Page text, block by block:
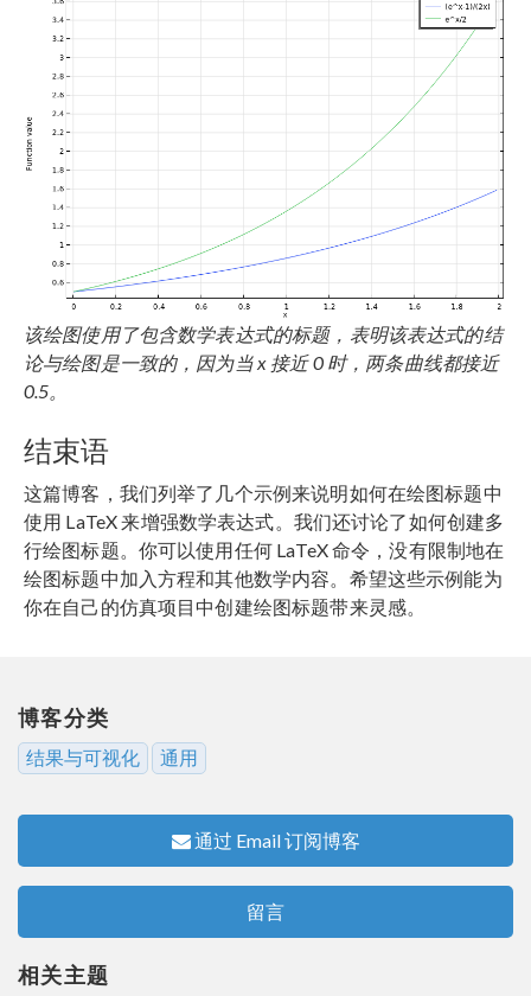
该绘图使用了包含数学表达式的标题，表明该表达式的结
论与绘图是一致的，因为当 x 接近 0 时，两条曲线都接近
0.5。
结束语
这篇博客，我们列举了几个示例来说明如何在绘图标题中
使用 LaTeX 来增强数学表达式。我们还讨论了如何创建多
行绘图标题。你可以使用任何 LaTeX 命令，没有限制地在
绘图标题中加入方程和其他数学内容。希望这些示例能为
你在自己的仿真项目中创建绘图标题带来灵感。
博客分类
结果与可视化 通用
通过 Email 订阅博客
留言
相关主题